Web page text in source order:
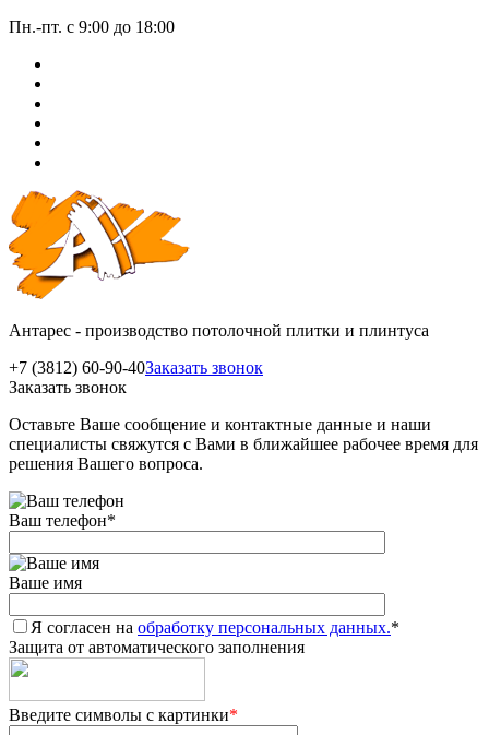
Пн.-пт. с 9:00 до 18:00
Антарес - производство потолочной плитки и плинтуса
+7 (3812) 60-90-40Заказать звонок
Заказать звонок
Оставьте Ваше сообщение и контактные данные и наши
специалисты свяжутся с Вами в ближайшее рабочее время для
решения Вашего вопроса.
Ваш телефон*
Ваше имя
Я согласен на обработку персональных данных.*
Защита от автоматического заполнения
Введите символы с картинки*